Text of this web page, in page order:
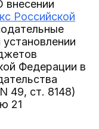
внесении
Российской
Федерации в
49, ст. 8148)
21